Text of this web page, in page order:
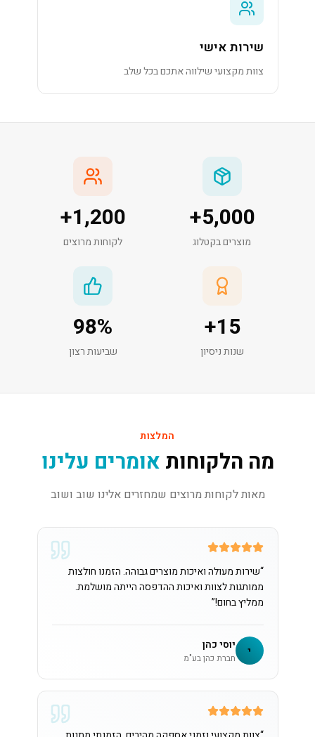
שירות אישי
צוות מקצועי שילווה אתכם בכל שלב
5,000
+
מוצרים בקטלוג
1,200
+
לקוחות מרוצים
15
+
שנות ניסיון
98%
שביעות רצון
המלצות
מה הלקוחות אומרים עלינו
מאות לקוחות מרוצים שמחזרים אלינו שוב ושוב
“שירות מעולה ואיכות מוצרים גבוהה. הזמנו חולצות
ממותגות לצוות ואיכות ההדפסה הייתה מושלמת.
ממליץ בחום!”
י יוסי כהן
חברת כהן בע"מ